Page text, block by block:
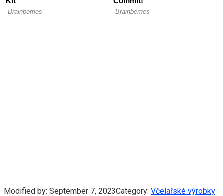
Modified by: September 7, 2023Category: Včelařské výrobky